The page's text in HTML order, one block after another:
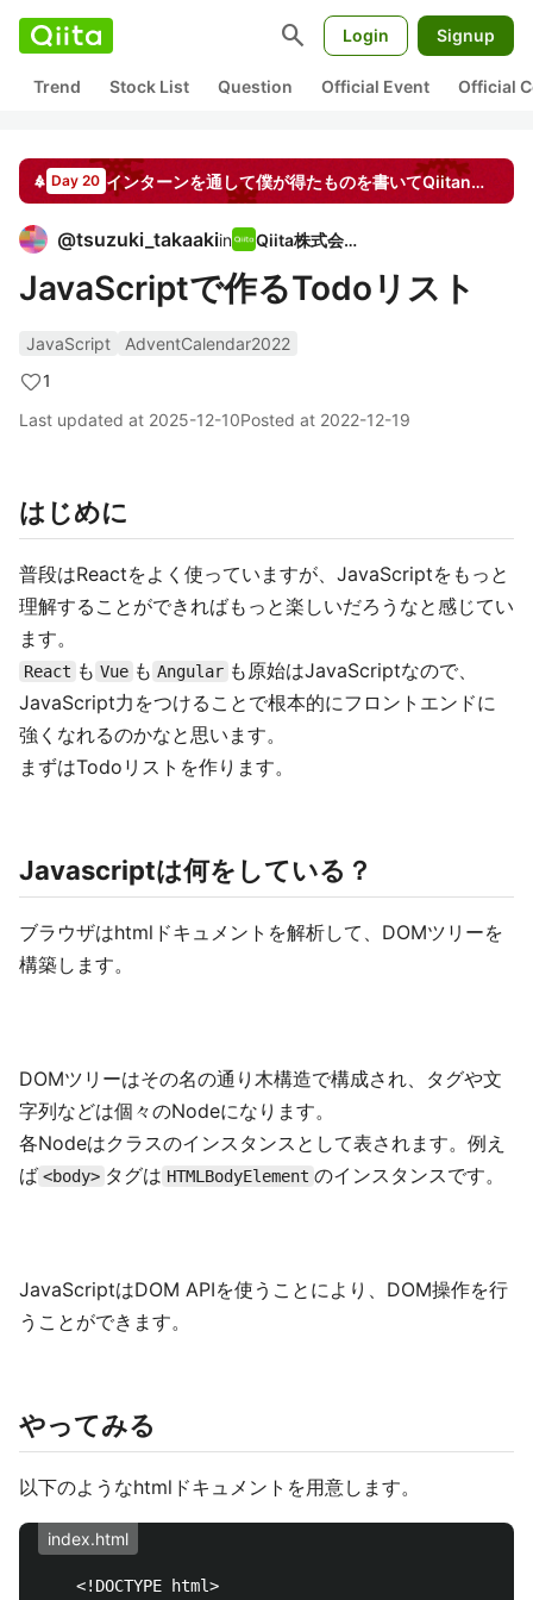
search Login Signup
Trend Stock List Question Official Event Official
Day 20 インターンを通して僕が得たものを書いてQiitanのぬいぐるみをもらおう！！
@tsuzuki_takaakiin Qiita株式会社
JavaScriptで作るTodoリスト
JavaScript
AdventCalendar2022
1
Last updated at 2025-12-10Posted at 2022-12-19
はじめに
普段はReactをよく使っていますが、JavaScriptをもっと
理解することができればもっと楽しいだろうなと感じてい
ます。
React も Vue も Angular も原始はJavaScriptなので、
JavaScript力をつけることで根本的にフロントエンドに
強くなれるのかなと思います。
まずはTodoリストを作ります。
Javascriptは何をしている？
ブラウザはhtmlドキュメントを解析して、DOMツリーを
構築します。
DOMツリーはその名の通り木構造で構成され、タグや文
字列などは個々のNodeになります。
各Nodeはクラスのインスタンスとして表されます。例え
ば <body> タグは HTMLBodyElement のインスタンスです。
JavaScriptはDOM APIを使うことにより、DOM操作を行
うことができます。
やってみる
以下のようなhtmlドキュメントを用意します。
index.html
    <!DOCTYPE html>